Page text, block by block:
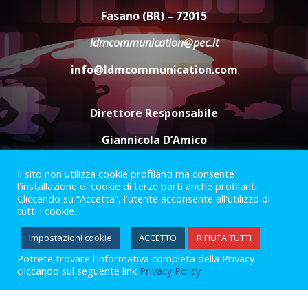
Truffatori in azione nelle
frazioni fasanesi
5 Agosto 2026 11:03
Fasano (BR) – 72015
ldmcommunication@pec.it
info@ldmcommunication.com
Direttore Responsabile
Giannicola D’Amico
Termini e Condizioni
Privacy Policy
Informazioni Legali
Facebook
Instagram
Youtube
2023 © Gofasano|Powered byCreativestudio
Il sito non utilizza cookie profilanti ma consente
l'installazione di cookie di terze parti anche profilanti.
Cliccando su “Accetta”, l'utente acconsente all'utilizzo di
tutti i cookie.
Impostazioni cookie ACCETTO RIFIUTA TUTTI
Potrete trovare l'informativa completa della Privacy
cliccando sul seguente link Privacy Policy